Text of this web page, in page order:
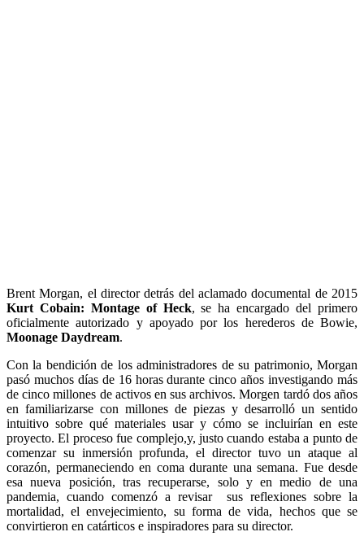
Brent Morgan, el director detrás del aclamado documental de 2015
Kurt Cobain: Montage of Heck, se ha encargado del primero
oficialmente autorizado y apoyado por los herederos de Bowie,
Moonage Daydream.
Con la bendición de los administradores de su patrimonio, Morgan
pasó muchos días de 16 horas durante cinco años investigando más
de cinco millones de activos en sus archivos. Morgen tardó dos años
en familiarizarse con millones de piezas y desarrolló un sentido
intuitivo sobre qué materiales usar y cómo se incluirían en este
proyecto. El proceso fue complejo,y, justo cuando estaba a punto de
comenzar su inmersión profunda, el director tuvo un ataque al
corazón, permaneciendo en coma durante una semana. Fue desde
esa nueva posición, tras recuperarse, solo y en medio de una
pandemia, cuando comenzó a revisar sus reflexiones sobre la
mortalidad, el envejecimiento, su forma de vida, hechos que se
convirtieron en catárticos e inspiradores para su director.